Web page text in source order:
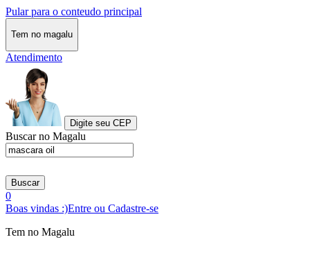
Pular para o conteudo principal
Tem no magalu
Atendimento
Digite seu CEP
Buscar no Magalu
Buscar
0
Boas vindas :)Entre ou Cadastre-se
Tem no Magalu